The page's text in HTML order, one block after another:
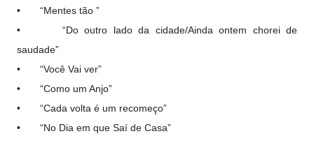
• “Mentes tão ”
• “Do outro lado da cidade/Ainda ontem chorei de
saudade”
• “Você Vai ver”
• “Como um Anjo”
• “Cada volta é um recomeço”
• “No Dia em que Saí de Casa”